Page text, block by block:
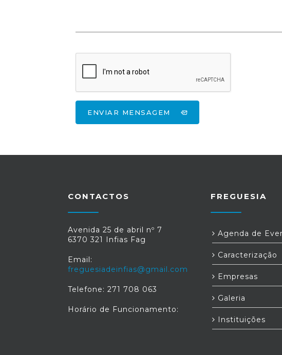
ENVIAR MENSAGEM
CONTACTOS
Avenida 25 de abril nº 7
6370 321 Infias Fag
Email:
freguesiadeinfias@gmail.com
Telefone: 271 708 063
Horário de Funcionamento:
FREGUESIA
Agenda de
Caracterização
Empresas
Galeria
Instituições